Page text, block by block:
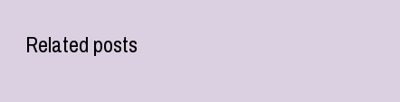
Related posts